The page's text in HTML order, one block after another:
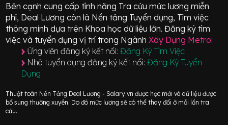
Bên cạnh cung cấp tính năng Tra cứu mức lương miễn
phí, Deal Lương còn là Nền tảng Tuyển dụng, Tìm việc
thông minh dựa trên Khoa học dữ liệu lớn.Đăng ký tìm
việc và tuyển dụng vị trí trong NgànhXây Dựng Metro:
Ứng viên đăng ký kết nối:Đăng Ký Tìm Việc
Nhà tuyển dụng đăng ký kết nối:Đăng Ký Tuyển
Dụng
Thuật toán Nền Tảng Deal Lương - Salary.vn được học mới và dữ liệu được
bổ sung thường xuyên. Do đó mức lương sẽ có thể thay đổi ở mỗi lần tra
cứu.